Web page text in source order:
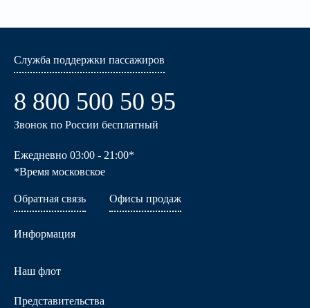
Служба поддержки пассажиров
8 800 500 50 95
Звонок по России бесплатный
Ежедневно 03:00 - 21:00*
*Время московское
Обратная связь Офисы продаж
Информация
Наш флот
Представительства